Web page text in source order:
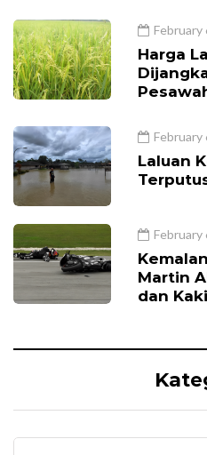
February
Harga
February
Laluan
February
Martin
dan Kaki